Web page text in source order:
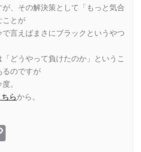
、その解決策として「もっと気合
ことが
言えばまさにブラックというやつ
どうやって負けたのか」というこ
るのですが
。
らから。